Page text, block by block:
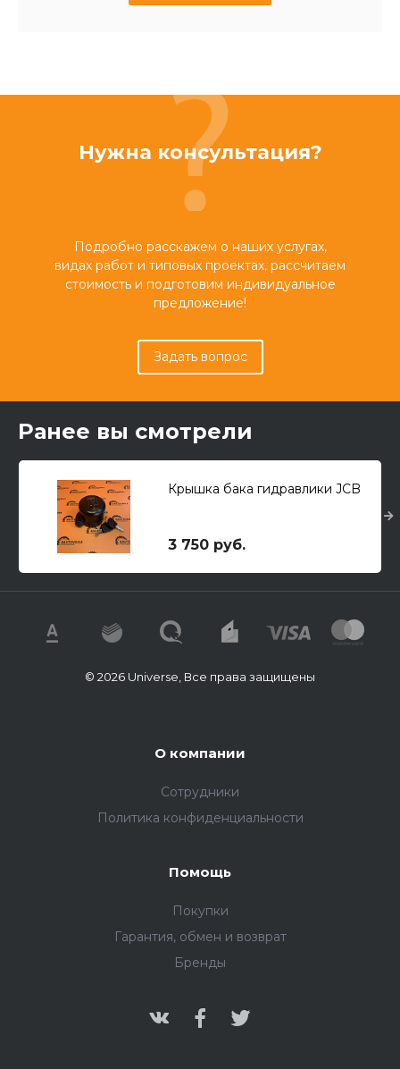
Нужна консультация?
Подробно расскажем о наших услугах,
видах работ и типовых проектах, рассчитаем
стоимость и подготовим индивидуальное
предложение!
Задать вопрос
Ранее вы смотрели
Крышка бака гидравлики JCB
3 750 руб.
© 2026 Universe, Все права защищены
О компании
Сотрудники
Политика конфиденциальности
Помощь
Покупки
Гарантия, обмен и возврат
Бренды